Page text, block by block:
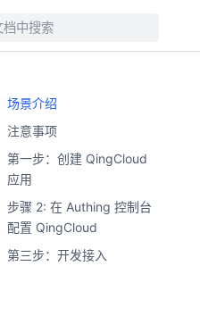
场景介绍
注意事项
第一步：创建 QingCloud
应用
步骤 2: 在 Authing 控制台
配置 QingCloud
第三步：开发接入